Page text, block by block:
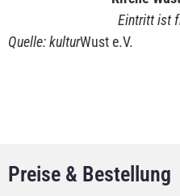
Eintritt ist frei,um
Quelle:kulturWust e.V.
Preise & Bestellung